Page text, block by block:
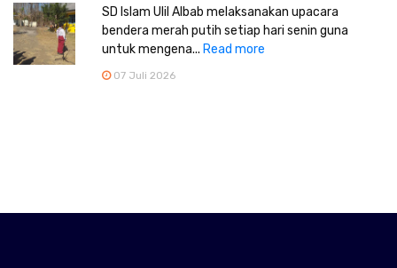
SD Islam Ulil Albab melaksanakan upacara
bendera merah putih setiap hari senin guna
untuk mengena... Read more
07 Juli 2026